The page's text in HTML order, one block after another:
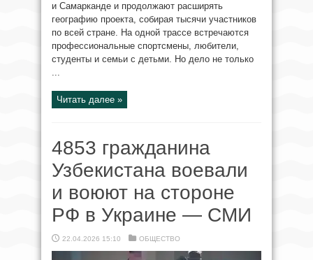
и Самарканде и продолжают расширять
географию проекта, собирая тысячи участников
по всей стране. На одной трассе встречаются
профессиональные спортсмены, любители,
студенты и семьи с детьми. Но дело не только
...
Читать далее »
4853 гражданина
Узбекистана воевали
и воюют на стороне
РФ в Украине — СМИ
22.04.2026 15:10 ОБЩЕСТВО